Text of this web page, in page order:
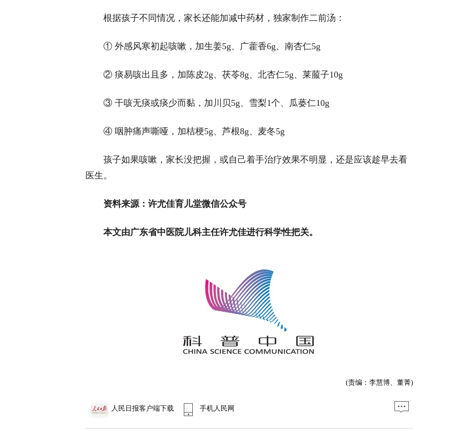
根据孩子不同情况，家长还能加减中药材，独家制作二前汤：
① 外感风寒初起咳嗽，加生姜5g、广藿香6g、南杏仁5g
② 痰易咳出且多，加陈皮2g、茯苓8g、北杏仁5g、莱菔子10g
③ 干咳无痰或痰少而黏，加川贝5g、雪梨1个、瓜蒌仁10g
④ 咽肿痛声嘶哑，加桔梗5g、芦根8g、麦冬5g
孩子如果咳嗽，家长没把握，或自己着手治疗效果不明显，还是应该趁早去看
医生。
资料来源：许尤佳育儿堂微信公众号
本文由广东省中医院儿科主任许尤佳进行科学性把关。
(责编：李慧博、董菁)
人民日报客户端下载 手机人民网